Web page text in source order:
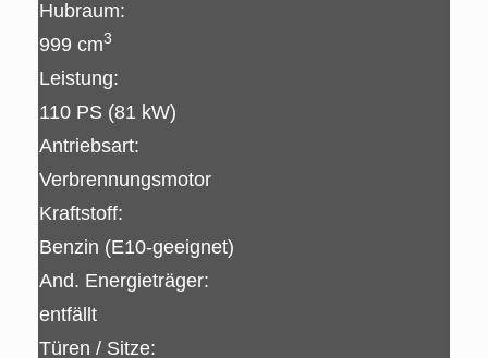
Hubraum:
999 cm3
Leistung:
110 PS (81 kW)
Antriebsart:
Verbrennungsmotor
Kraftstoff:
Benzin (E10-geeignet)
And. Energieträger:
entfällt
Türen / Sitze: